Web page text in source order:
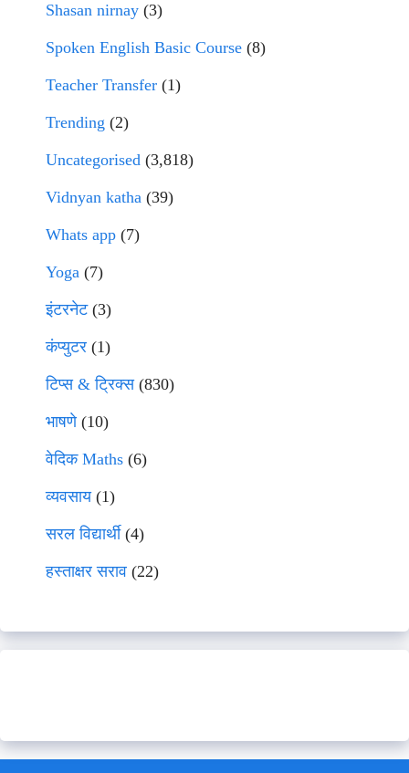
Shasan nirnay (3)
Spoken English Basic Course (8)
Teacher Transfer (1)
Trending (2)
Uncategorised (3,818)
Vidnyan katha (39)
Whats app (7)
Yoga (7)
इंटरनेट(3)
कंप्युटर (1)
टिप्स & ट्रिक्स(830)
भाषणे(10)
वेदिक Maths (6)
व्यवसाय(1)
सरल विद्यार्थी(4)
हस्ताक्षर सराव (22)